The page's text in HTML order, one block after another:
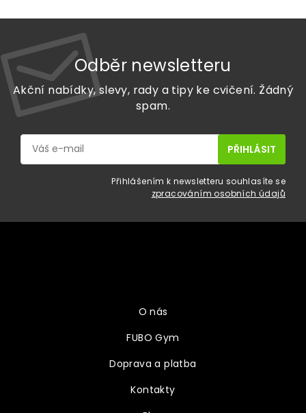
Odběr newsletteru
Akční nabídky, slevy, rady a tipy ke cvičení. Žádný
spam.
Přihlášením k newsletteru souhlasíte se
zpracováním osobních údajů
O nás
FUBO Gym
Doprava a platba
Kontakty